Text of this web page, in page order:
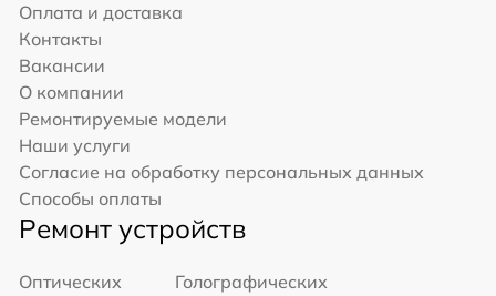
Оплата и доставка
Контакты
Вакансии
О компании
Ремонтируемые модели
Наши услуги
Согласие на обработку персональных данных
Способы оплаты
Ремонт устройств
Оптических
Голографических